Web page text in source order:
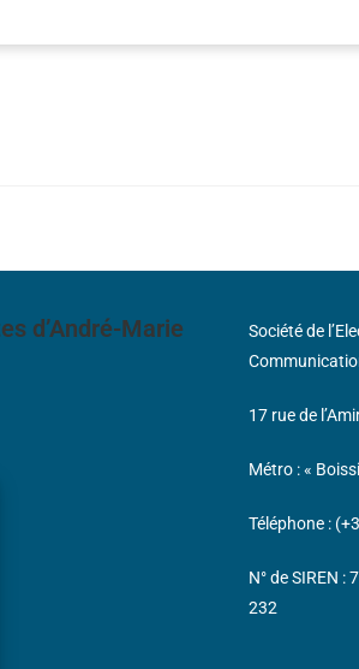
d’André-Marie
Société de
17 rue de
Métro : «
Téléphone :
N° de SIREN
232